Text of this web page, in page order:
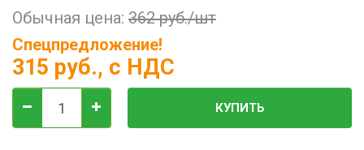
Обычная цена: 362 руб./шт
Спецпредложение!
315 руб., с НДС
КУПИТЬ